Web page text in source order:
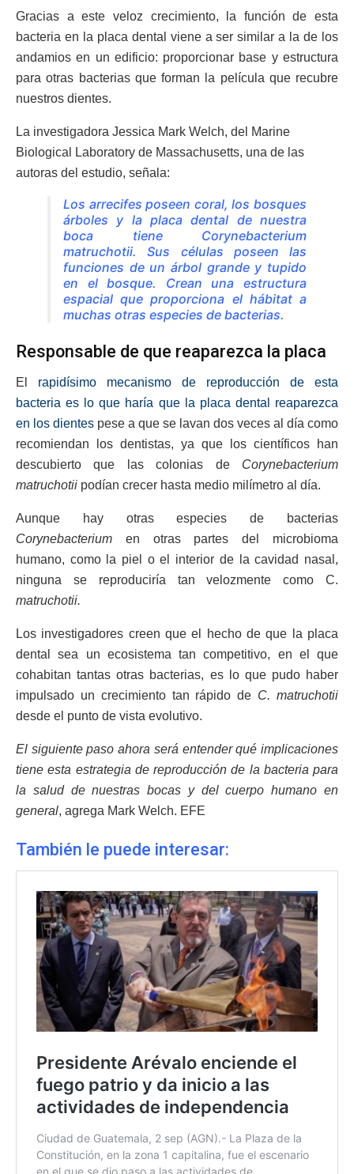
Gracias a este veloz crecimiento, la función de esta
bacteria en la placa dental viene a ser similar a la de los
andamios en un edificio: proporcionar base y estructura
para otras bacterias que forman la película que recubre
nuestros dientes.
La investigadora Jessica Mark Welch, del Marine
Biological Laboratory de Massachusetts, una de las
autoras del estudio, señala:
Los arrecifes poseen coral, los bosques
árboles y la placa dental de nuestra
boca tiene Corynebacterium
matruchotii. Sus células poseen las
funciones de un árbol grande y tupido
en el bosque. Crean una estructura
espacial que proporciona el hábitat a
muchas otras especies de bacterias.
Responsable de que reaparezca la placa
El rapidísimo mecanismo de reproducción de esta
bacteria es lo que haría que la placa dental reaparezca
en los dientes pese a que se lavan dos veces al día como
recomiendan los dentistas, ya que los científicos han
descubierto que las colonias de Corynebacterium
matruchotii podían crecer hasta medio milímetro al día.
Aunque hay otras especies de bacterias
Corynebacterium en otras partes del microbioma
humano, como la piel o el interior de la cavidad nasal,
ninguna se reproduciría tan velozmente como C.
matruchotii.
Los investigadores creen que el hecho de que la placa
dental sea un ecosistema tan competitivo, en el que
cohabitan tantas otras bacterias, es lo que pudo haber
impulsado un crecimiento tan rápido de C. matruchotii
desde el punto de vista evolutivo.
El siguiente paso ahora será entender qué implicaciones
tiene esta estrategia de reproducción de la bacteria para
la salud de nuestras bocas y del cuerpo humano en
general, agrega Mark Welch. EFE
También le puede interesar: